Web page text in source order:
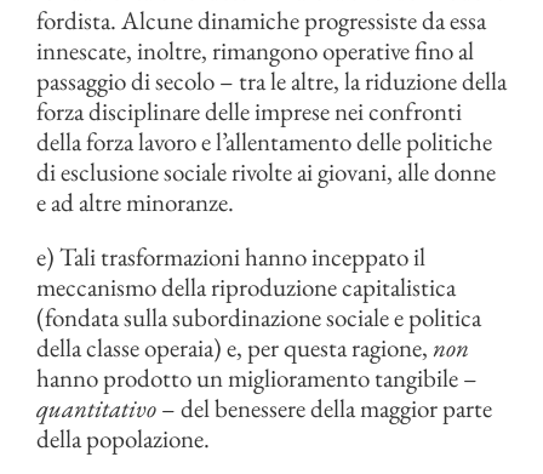
fordista. Alcune dinamiche progressiste da essa
innescate, inoltre, rimangono operative fino al
passaggio di secolo – tra le altre, la riduzione della
forza disciplinare delle imprese nei confronti
della forza lavoro e l’allentamento delle politiche
di esclusione sociale rivolte ai giovani, alle donne
e ad altre minoranze.
e) Tali trasformazioni hanno inceppato il
meccanismo della riproduzione capitalistica
(fondata sulla subordinazione sociale e politica
della classe operaia) e, per questa ragione,non
hanno prodotto un miglioramento tangibile –
quantitativo– del benessere della maggior parte
della popolazione.